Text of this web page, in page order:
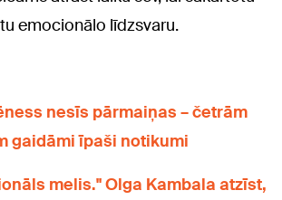
emocionālo līdzsvaru.
nesīs pārmaiņas – četrām
gaidāmi īpaši notikumi
melis." Olga Kambala atzīst,